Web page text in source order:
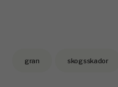
gran skogsskador